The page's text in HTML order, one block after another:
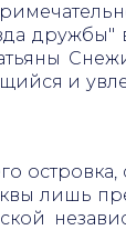
дружбы"
и
лишь